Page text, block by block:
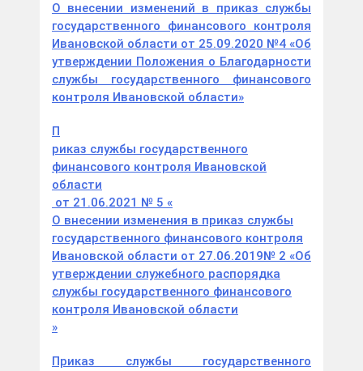
О внесении изменений в приказ службы
государственного финансового контроля
Ивановской области от 25.09.2020 №4 «Об
утверждении Положения о Благодарности
службы государственного финансового
контроля Ивановской области»
П
риказ службы государственного
финансового контроля Ивановской
области
от 21.06.2021 № 5 «
О внесении изменения в приказ службы
государственного финансового контроля
Ивановской области от 27.06.2019№ 2 «Об
утверждении служебного распорядка
службы государственного финансового
контроля Ивановской области
»
Приказ службы государственного